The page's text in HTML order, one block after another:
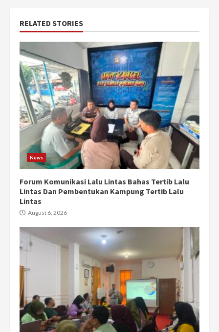
RELATED STORIES
News
Forum Komunikasi Lalu Lintas Bahas Tertib Lalu
Lintas Dan Pembentukan Kampung Tertib Lalu
Lintas
August 6, 2026